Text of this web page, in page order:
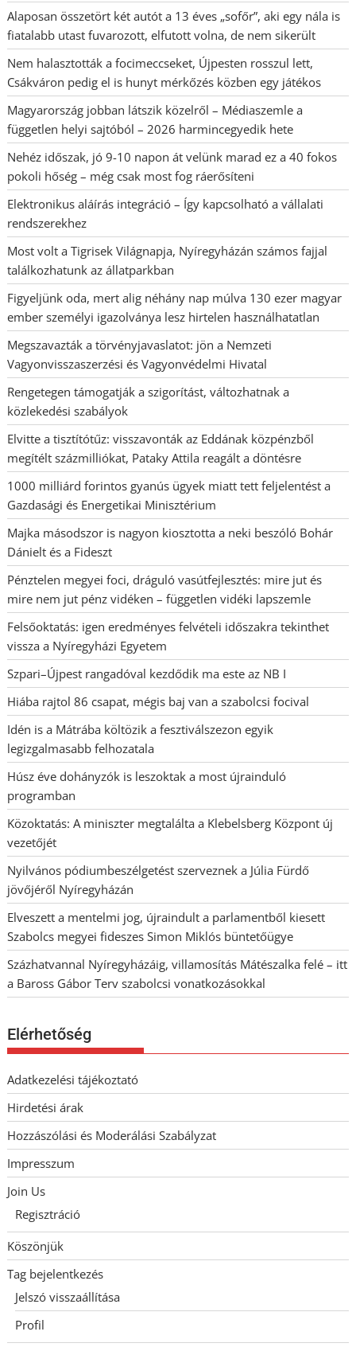
Alaposan összetört két autót a 13 éves „sofőr”, aki egy nála is
fiatalabb utast fuvarozott, elfutott volna, de nem sikerült
Nem halasztották a focimeccseket, Újpesten rosszul lett,
Csákváron pedig el is hunyt mérkőzés közben egy játékos
Magyarország jobban látszik közelről – Médiaszemle a
független helyi sajtóból – 2026 harmincegyedik hete
Nehéz időszak, jó 9-10 napon át velünk marad ez a 40 fokos
pokoli hőség – még csak most fog ráerősíteni
Elektronikus aláírás integráció – Így kapcsolható a vállalati
rendszerekhez
Most volt a Tigrisek Világnapja, Nyíregyházán számos fajjal
találkozhatunk az állatparkban
Figyeljünk oda, mert alig néhány nap múlva 130 ezer magyar
ember személyi igazolványa lesz hirtelen használhatatlan
Megszavazták a törvényjavaslatot: jön a Nemzeti
Vagyonvisszaszerzési és Vagyonvédelmi Hivatal
Rengetegen támogatják a szigorítást, változhatnak a
közlekedési szabályok
Elvitte a tisztítótűz: visszavonták az Eddának közpénzből
megítélt százmilliókat, Pataky Attila reagált a döntésre
1000 milliárd forintos gyanús ügyek miatt tett feljelentést a
Gazdasági és Energetikai Minisztérium
Majka másodszor is nagyon kiosztotta a neki beszóló Bohár
Dánielt és a Fideszt
Pénztelen megyei foci, dráguló vasútfejlesztés: mire jut és
mire nem jut pénz vidéken – független vidéki lapszemle
Felsőoktatás: igen eredményes felvételi időszakra tekinthet
vissza a Nyíregyházi Egyetem
Szpari–Újpest rangadóval kezdődik ma este az NB I
Hiába rajtol 86 csapat, mégis baj van a szabolcsi focival
Idén is a Mátrába költözik a fesztiválszezon egyik
legizgalmasabb felhozatala
Húsz éve dohányzók is leszoktak a most újrainduló
programban
Közoktatás: A miniszter megtalálta a Klebelsberg Központ új
vezetőjét
Nyilvános pódiumbeszélgetést szerveznek a Júlia Fürdő
jövőjéről Nyíregyházán
Elveszett a mentelmi jog, újraindult a parlamentből kiesett
Szabolcs megyei fideszes Simon Miklós büntetőügye
Százhatvannal Nyíregyházáig, villamosítás Mátészalka felé – itt
a Baross Gábor Terv szabolcsi vonatkozásokkal
Elérhetőség
Adatkezelési tájékoztató
Hirdetési árak
Hozzászólási és Moderálási Szabályzat
Impresszum
Join Us
Regisztráció
Köszönjük
Tag bejelentkezés
Jelszó visszaállítása
Profil